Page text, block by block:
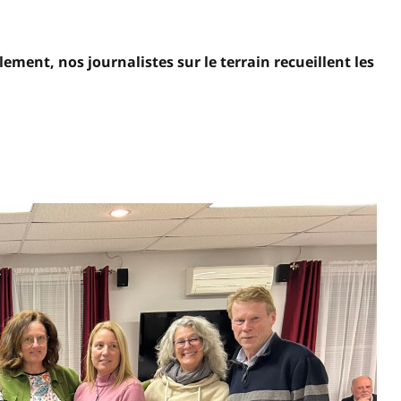
nos journalistes sur le terrain recueillent les